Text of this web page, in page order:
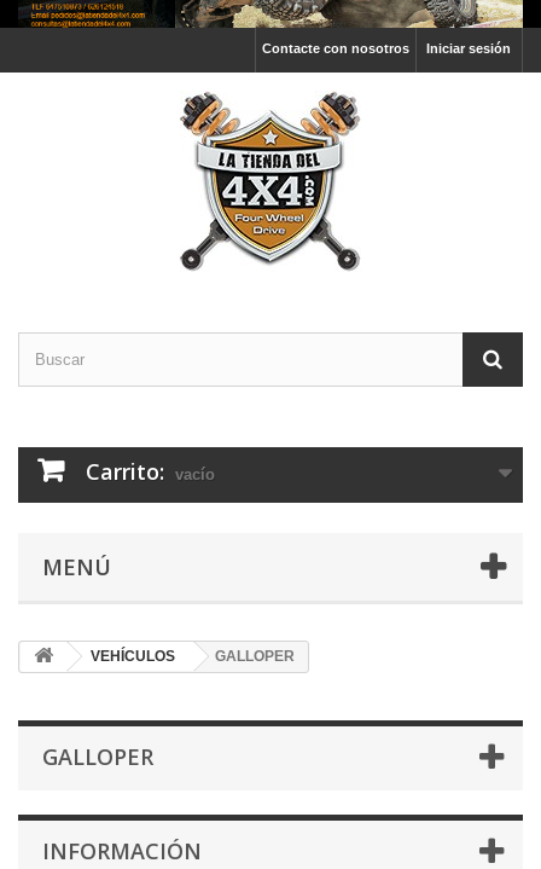
Iniciar sesión
Contacte con nosotros
Carrito: vacío
MENÚ
VEHÍCULOS GALLOPER
GALLOPER
INFORMACIÓN